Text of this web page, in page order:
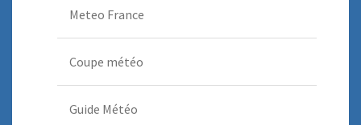
Meteo France
Coupe météo
Guide Météo